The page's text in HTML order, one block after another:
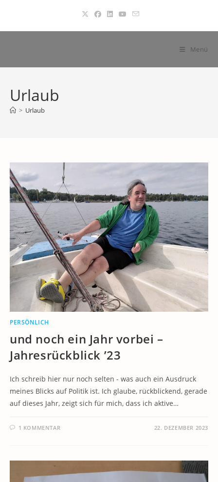
springen
Menü
Urlaub
> Urlaub
PERSÖNLICH
und noch ein Jahr vorbei –
Jahresrückblick ’23
Ich schreib hier nur noch selten - was auch ein Ausdruck
meines Blicks auf Politik ist. Ich glaube, rückblickend, gerade
auf dieses Jahr, zeigt sich für mich, dass ich aktive…
1 KOMMENTAR 22. DEZEMBER 2023